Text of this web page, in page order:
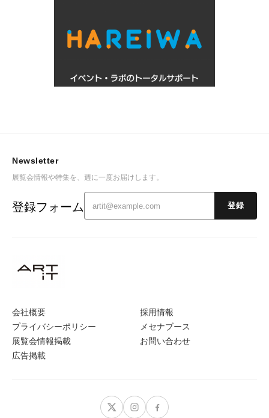
会社概要
プライバシーポリシー
展覧会情報掲載
広告掲載
採用情報
メセナブース
お問い合わせ
Newsletter
展覧会情報や特集を、週に一度お届けします。
登録フォーム 登録